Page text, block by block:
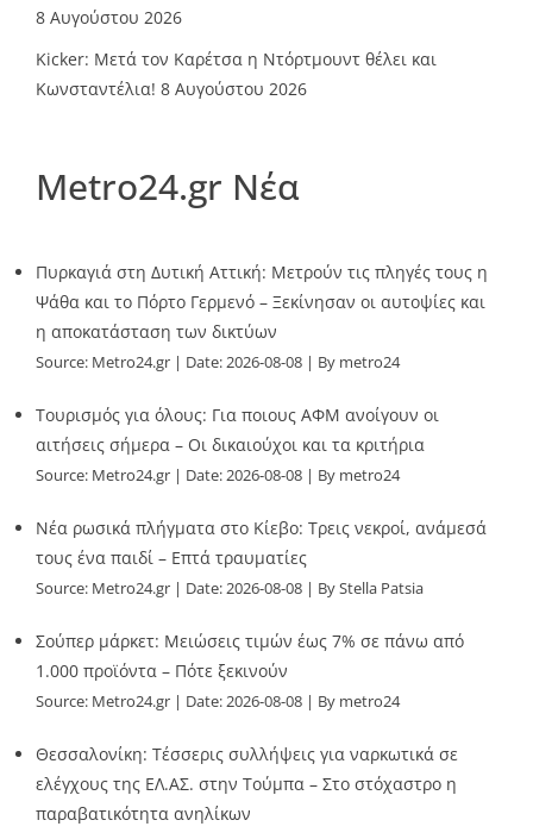
8 Αυγούστου 2026
Kicker: Μετά τον Καρέτσα η Ντόρτμουντ θέλει και
Κωνσταντέλια! 8 Αυγούστου 2026
Metro24.gr Νέα
Πυρκαγιά στη Δυτική Αττική: Μετρούν τις πληγές τους η
Ψάθα και το Πόρτο Γερμενό – Ξεκίνησαν οι αυτοψίες και
η αποκατάσταση των δικτύων
Source: Metro24.gr Date: 2026-08-08 By metro24
Τουρισμός για όλους: Για ποιους ΑΦΜ ανοίγουν οι
αιτήσεις σήμερα – Οι δικαιούχοι και τα κριτήρια
Source: Metro24.gr Date: 2026-08-08 By metro24
Νέα ρωσικά πλήγματα στο Κίεβο: Τρεις νεκροί, ανάμεσά
τους ένα παιδί – Επτά τραυματίες
Source: Metro24.gr Date: 2026-08-08 By Stella Patsia
Σούπερ μάρκετ: Μειώσεις τιμών έως 7% σε πάνω από
1.000 προϊόντα – Πότε ξεκινούν
Source: Metro24.gr Date: 2026-08-08 By metro24
Θεσσαλονίκη: Τέσσερις συλλήψεις για ναρκωτικά σε
ελέγχους της ΕΛ.ΑΣ. στην Τούμπα – Στο στόχαστρο η
παραβατικότητα ανηλίκων